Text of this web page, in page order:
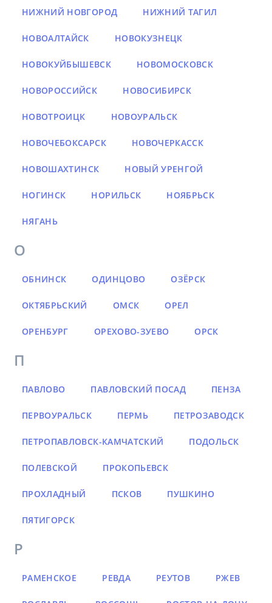
НИЖНИЙ НОВГОРОД НИЖНИЙ ТАГИЛ
НОВОАЛТАЙСК НОВОКУЗНЕЦК
НОВОКУЙБЫШЕВСК НОВОМОСКОВСК
НОВОРОССИЙСК НОВОСИБИРСК
НОВОТРОИЦК НОВОУРАЛЬСК
НОВОЧЕБОКСАРСК НОВОЧЕРКАССК
НОВОШАХТИНСК НОВЫЙ УРЕНГОЙ
НОГИНСК НОРИЛЬСК НОЯБРЬСК
НЯГАНЬ
О
ОБНИНСК ОДИНЦОВО ОЗЁРСК
ОКТЯБРЬСКИЙ ОМСК ОРЕЛ
ОРЕНБУРГ ОРЕХОВО-ЗУЕВО ОРСК
П
ПАВЛОВО ПАВЛОВСКИЙ ПОСАД ПЕНЗА
ПЕРВОУРАЛЬСК ПЕРМЬ ПЕТРОЗАВОДСК
ПЕТРОПАВЛОВСК-КАМЧАТСКИЙ ПОДОЛЬСК
ПОЛЕВСКОЙ ПРОКОПЬЕВСК
ПРОХЛАДНЫЙ ПСКОВ ПУШКИНО
ПЯТИГОРСК
Р
РАМЕНСКОЕ РЕВДА РЕУТОВ РЖЕВ